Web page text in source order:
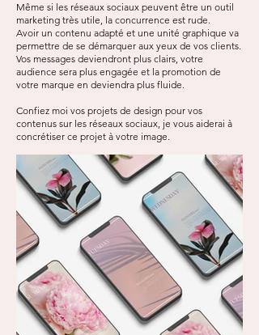
Même si les réseaux sociaux peuvent être un outil
marketing très utile, la concurrence est rude.
Avoir un contenu adapté et une unité graphique va
permettre de se démarquer aux yeux de vos clients.
Vos messages deviendront plus clairs, votre
audience sera plus engagée et la promotion de
votre marque en deviendra plus fluide.
Confiez moi vos projets de design pour vos
contenus sur les réseaux sociaux, je vous aiderai à
concrétiser ce projet à votre image.